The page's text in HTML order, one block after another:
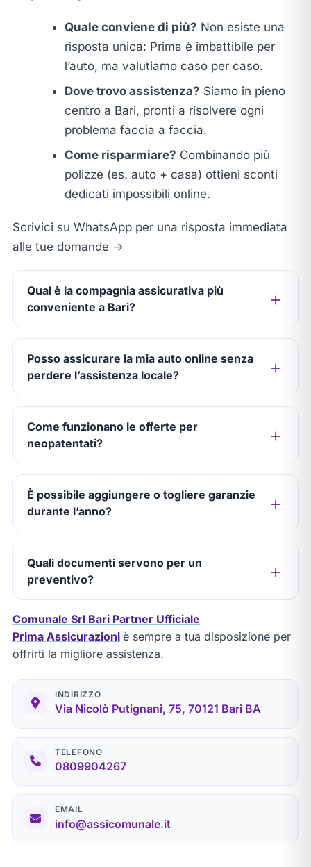
Quale conviene di più? Non esiste una
risposta unica: Prima è imbattibile per
l’auto, ma valutiamo caso per caso.
Dove trovo assistenza? Siamo in pieno
centro a Bari, pronti a risolvere ogni
problema faccia a faccia.
Come risparmiare? Combinando più
polizze (es. auto + casa) ottieni sconti
dedicati impossibili online.
Scrivici su WhatsApp per una risposta immediata
alle tue domande →
Qual è la compagnia assicurativa più
conveniente a Bari?
Posso assicurare la mia auto online senza
perdere l’assistenza locale?
Come funzionano le offerte per
neopatentati?
È possibile aggiungere o togliere garanzie
durante l’anno?
Quali documenti servono per un
preventivo?
Comunale Srl Bari Partner Ufficiale
Prima Assicurazioni è sempre a tua disposizione per
offrirti la migliore assistenza.
INDIRIZZO
Via Nicolò Putignani, 75, 70121 Bari BA
TELEFONO
0809904267
EMAIL
info@assicomunale.it